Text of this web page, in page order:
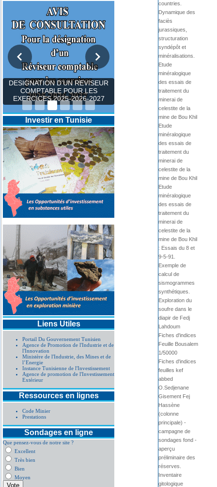
DESIGNATION D’UN REVISEUR
COMPTABLE POUR LES
EXERCICES 2025-2026-2027
Investir en Tunisie
Liens Utiles
Portail Du Gouvernement Tunisien
Agence de Promotion de l'Industrie et de
l'Innovation
Ministère de l'Industrie, des Mines et de
l’Energie
Instance Tunisienne de l'Investissement
Agence de promotion de l'Investissement
Extérieur
Ressources en lignes
Code Minier
Prestations
Sondages en ligne
Que pensez-vous de notre site ?
Excellent
Très bien
Bien
Moyen
countries.
Dynamique des
faciès
jurassiques,
structuration
syndépôt et
minéralisations.
Etude
minéralogique
des essais de
traitement du
minerai de
celestite de la
mine de Bou Khil
Etude
minéralogique
des essais de
traitement du
minerai de
celestite de la
mine de Bou Khil
Etude
minéralogique
des essais de
traitement du
minerai de
celestite de la
mine de Bou Khil
: Essais du 8 et
9-5-91.
Exemple de
calcul de
sismogrammes
synthétiques.
Exploration du
soufre dans le
diapir de Fedj
Lahdoum
Fiches d'indices
Feuille Bousalem
1/50000
Fiches d'indices
feuilles kef
abbed
O.Sedjenane
Gisement Fej
Hassène
(colonne
principale) -
campagne de
sondages fond -
aperçu
préliminaire des
réserves.
Inventaire
gitologique